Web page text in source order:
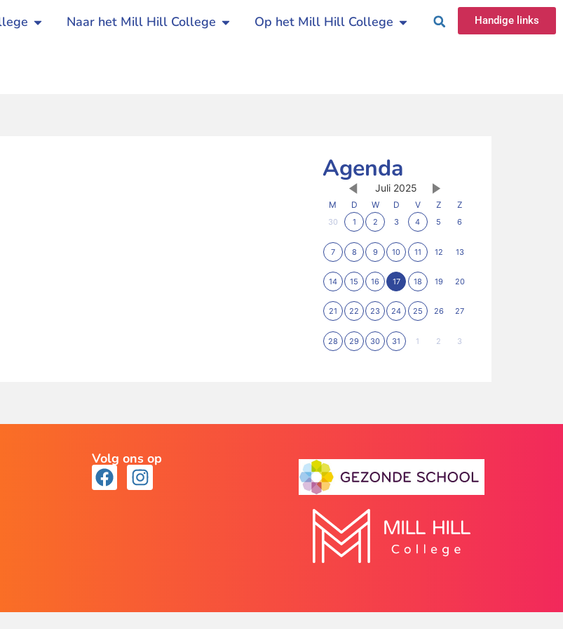
Naar het Mill Hill College Op het Mill Hill College Handige links
Agenda
Juli 2025
M D W D V Z Z
30 1 2 3 4 5 6
7 8 9 10 11 12 13
14 15 16 17 18 19 20
21 22 23 24 25 26 27
28 29 30 31 1 2 3
Volg ons op